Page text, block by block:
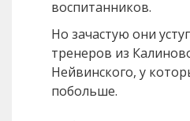
воспитанников.
Но зачастую они
тренеров из
Нейвинского, у
побольше.